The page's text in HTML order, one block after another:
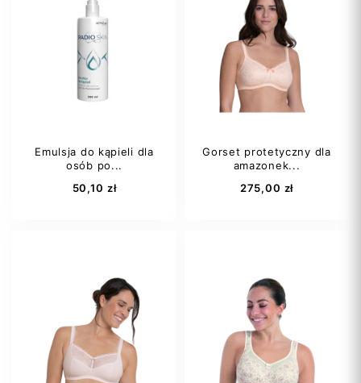
Emulsja do kąpieli dla
osób po...
50,10 zł
Gorset protetyczny dla
amazonek...
275,00 zł
75A
75B
75C
80A
80B
+14